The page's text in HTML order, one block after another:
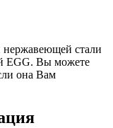
нержавеющей стали
EGG. Вы можете
она Вам